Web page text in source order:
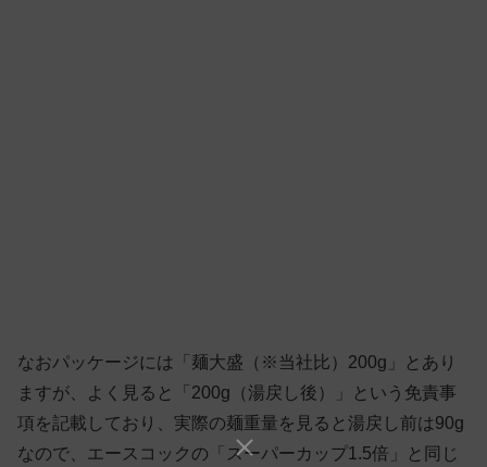
なおパッケージには「麺大盛（※当社比）200g」とあり
ますが、よく見ると「200g（湯戻し後）」という免責事
項を記載しており、実際の麺重量を見ると湯戻し前は90g
なので、エースコックの「スーパーカップ1.5倍」と同じ